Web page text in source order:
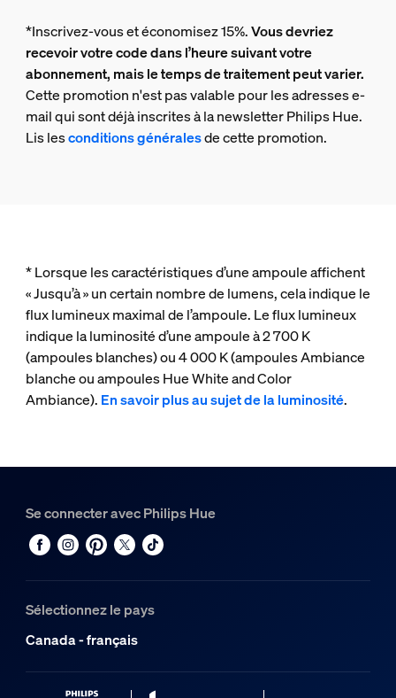
*Inscrivez-vous et économisez 15%.Vous devriez
recevoir votre code dans l’heure suivant votre
abonnement, mais le temps de traitement peut varier.
Cette promotion n'est pas valable pour les adresses e-
mail qui sont déjà inscrites à la newsletter Philips Hue.
Lis lesconditions généralesde cette promotion.
* Lorsque les caractéristiques d’une ampoule affichent
« Jusqu’à » un certain nombre de lumens, cela indique le
flux lumineux maximal de l’ampoule. Le flux lumineux
indique la luminosité d’une ampoule à 2 700 K
(ampoules blanches) ou 4 000 K (ampoules Ambiance
blanche ou ampoules Hue White and Color
Ambiance). En savoir plus au sujet de la luminosité.
Se connecter avec Philips Hue
Sélectionnez le pays
Canada - français